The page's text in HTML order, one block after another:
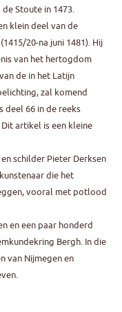
Stoute in 1473.
klein deel van de
20-na juni 1481). Hij
van het hertogdom
de in het Latijn
zal komend
deel 66 in de reeks
artikel is een kleine
schilder Pieter Derksen
die het
vooral met potlood
en een paar honderd
Bergh. In die
van Nijmegen en